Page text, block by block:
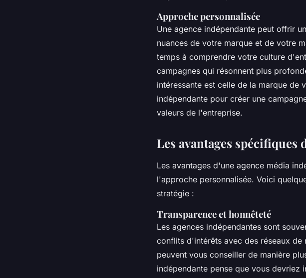
Approche personnalisée
Une agence indépendante peut offrir
nuances de votre marque et de votre
temps à comprendre votre culture
campagnes qui résonnent plus
intéressante est celle de la marque de
indépendante pour créer une
valeurs de l'entreprise.
Les avantages spécifiques
Les avantages d'une agence média
l'approche personnalisée. Voici
stratégie :
Transparence et honnêteté
Les agences indépendantes sont
conflits d'intérêts avec des réseaux
peuvent vous conseiller de manière
indépendante pense que vous devriez